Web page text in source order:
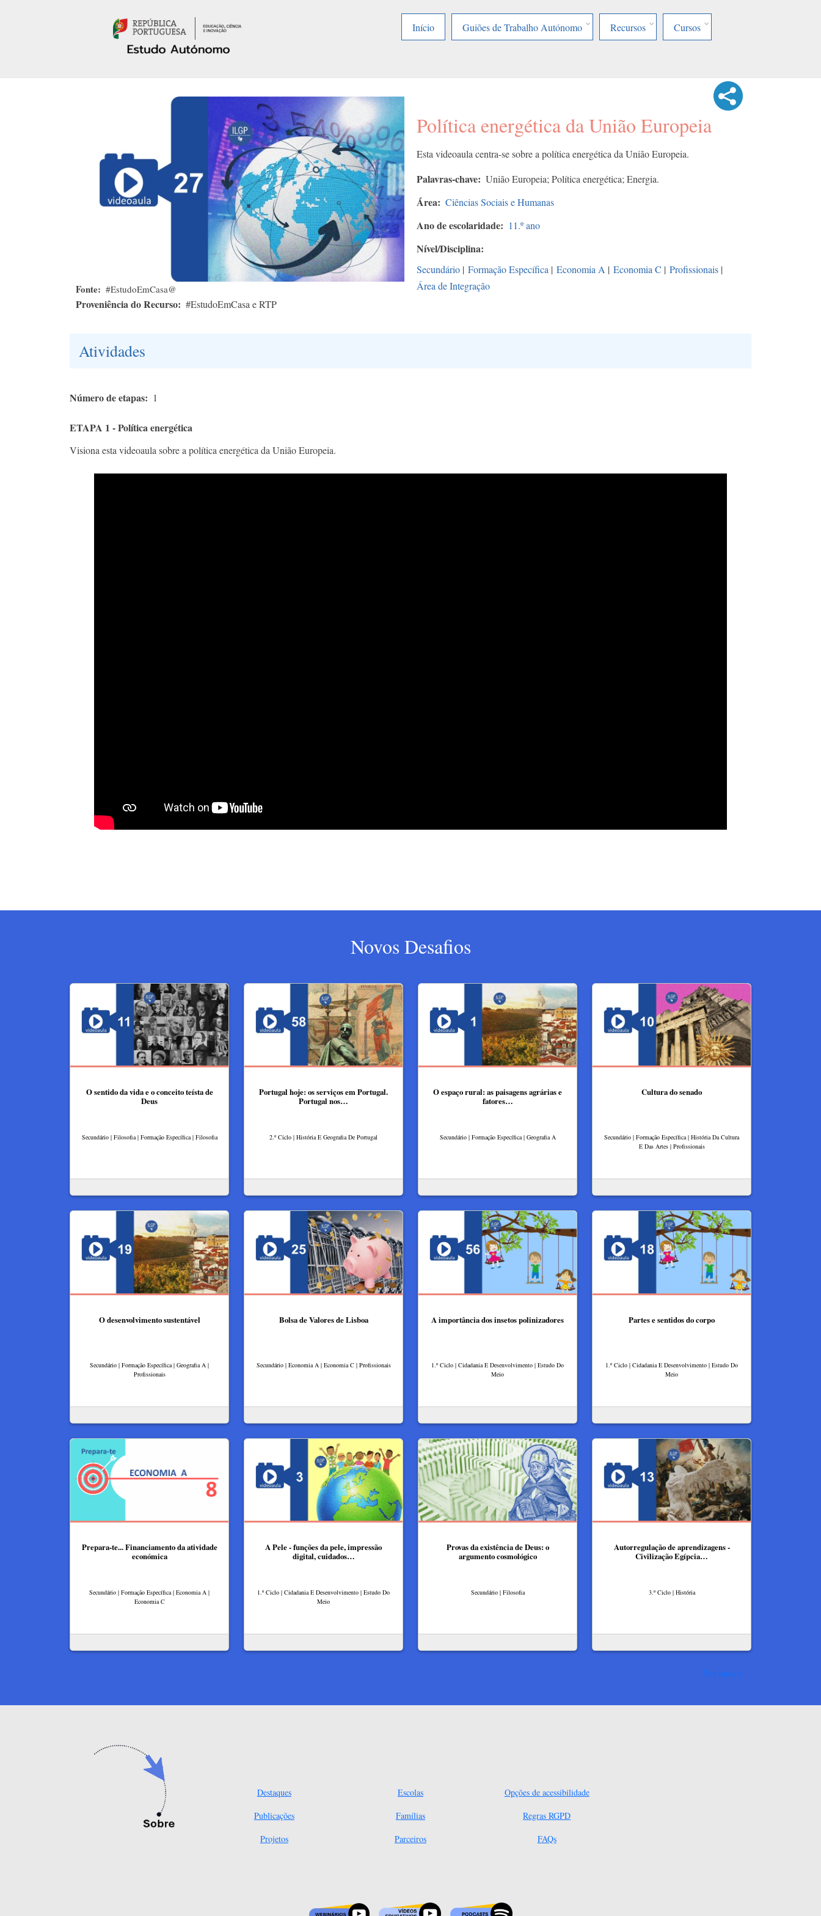
Início
Guiões de Trabalho Autónomo Recursos Cursos
Fonte #EstudoEmCasa@
Proveniência do Recurso #EstudoEmCasa e RTP
Política energética da União Europeia
Esta videoaula centra-se sobre a política energética da União Europeia.
Palavras-chave União Europeia; Política energética; Energia.
Área Ciências Sociais e Humanas
Ano de escolaridade 11.º ano
Nível/Disciplina
Secundário | Formação Específica | Economia A | Economia C | Profissionais |
Área de Integração
Atividades
Número de etapas 1
ETAPA 1 - Política energética
Visiona esta videoaula sobre a política energética da União Europeia.
Novos Desafios
O sentido da vida e o conceito teísta de
Deus
Secundário | Filosofia | Formação Específica | Filosofia
Portugal hoje: os serviços em Portugal.
Portugal nos…
2.º Ciclo | História E Geografia De Portugal
O espaço rural: as paisagens agrárias e
fatores…
Secundário | Formação Específica | Geografia A
Cultura do senado
Secundário | Formação Específica | História Da Cultura
E Das Artes | Profissionais
O desenvolvimento sustentável
Secundário | Formação Específica | Geografia A |
Profissionais
Bolsa de Valores de Lisboa
Secundário | Economia A | Economia C | Profissionais
A importância dos insetos polinizadores
1.º Ciclo | Cidadania E Desenvolvimento | Estudo Do
Meio
Partes e sentidos do corpo
1.º Ciclo | Cidadania E Desenvolvimento | Estudo Do
Meio
Prepara-te... Financiamento da atividade
económica
Secundário | Formação Específica | Economia A |
Economia C
A Pele - funções da pele, impressão
digital, cuidados…
1.º Ciclo | Cidadania E Desenvolvimento | Estudo Do
Meio
Provas da existência de Deus: o
argumento cosmológico
Secundário | Filosofia
Autorregulação de aprendizagens -
Civilização Egípcia…
3.º Ciclo | História
Ver mais
Destaques
Publicações
Projetos
Escolas
Famílias
Parceiros
Opções de acessibilidade
Regras RGPD
FAQs